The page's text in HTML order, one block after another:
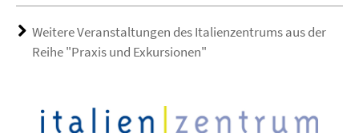
Weitere Veranstaltungen des Italienzentrums aus der
Reihe "Praxis und Exkursionen"